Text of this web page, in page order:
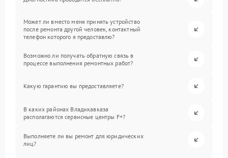
Может ли вместо меня принять устройство
после ремонта другой человек, контактный
телефон которого я предоставлю?
Возможно ли получать обратную связь в
процессе выполнения ремонтных работ?
Какую гарантию вы предоставляете?
В каких районах Владикавказа
располагаются сервисные центры F+?
Выполняете ли вы ремонт для юридических
лиц?